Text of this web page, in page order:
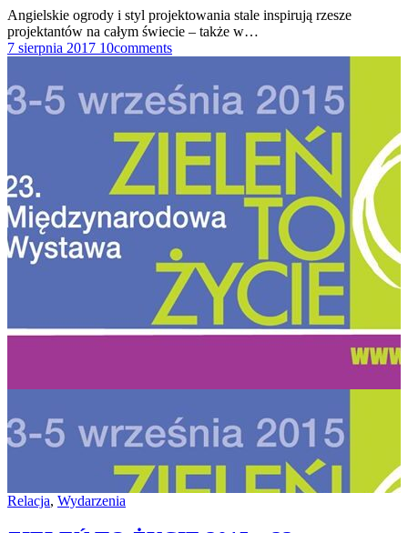
Angielskie ogrody i styl projektowania stale inspirują rzesze
projektantów na całym świecie – także w…
7 sierpnia 2017 10comments
Relacja, Wydarzenia